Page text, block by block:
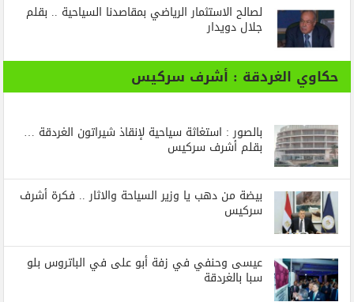
لصالح الاستثمار الرياضي بمقاصدنا السياحية .. بقلم
جلال دويدار
حكاوي الغردقة : أشرف سركيس
بالصور : استغاثة سياحية لإنقاذ شيراتون الغردقة …
بقلم أشرف سركيس
بيضة من دهب يا وزير السياحة والاثار .. فكرة أشرف
سركيس
عيسى وحنفي في زفة أبو على في الباتروس بلو
سبا بالغردقة